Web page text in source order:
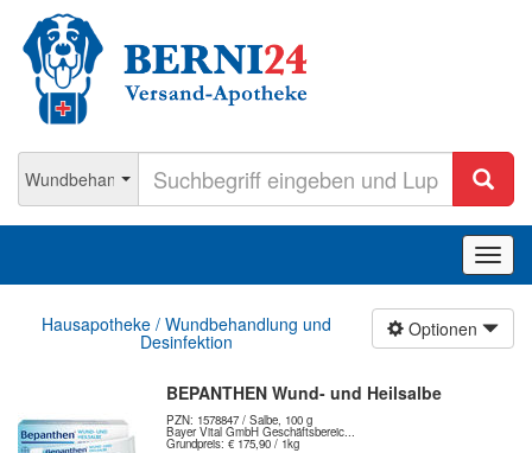
ein-/
Optionen
Hausapotheke / Wundbehandlung und
Desinfektion
BEPANTHEN Wund- und Heilsalbe
PZN: 1578847 / Salbe, 100 g
Bayer Vital GmbH Geschäftsbereic...
Grundpreis: € 175,90 / 1kg